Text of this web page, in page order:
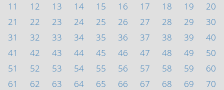
11
12 13 14 15 16 17 18 19
20
21
22 23 24 25 26 27 28 29
30
31
32 33 34 35 36 37 38 39
40
41
42 43 44 45 46 47 48 49
50
51
52 53 54 55 56 57 58 59
60
61
62 63 64 65 66 67 68 69
70